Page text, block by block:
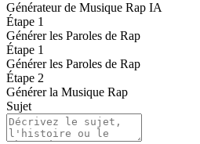
Générateur de Musique Rap IA
Étape 1
Générer les Paroles de Rap
Étape 1
Générer les Paroles de Rap
Étape 2
Générer la Musique Rap
Sujet